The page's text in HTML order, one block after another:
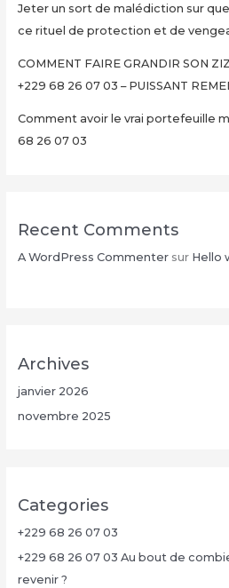
Jeter un sort de malédiction sur
ce rituel de protection et de
COMMENT FAIRE GRANDIR SON
+229 68 26 07 03 – PUISSANT
Comment avoir le vrai portefeuille
68 26 07 03
Recent Comments
A WordPress Commentersur Hello
Archives
janvier 2026
novembre 2025
Categories
+229 68 26 07 03
+229 68 26 07 03 Au bout de
revenir ?